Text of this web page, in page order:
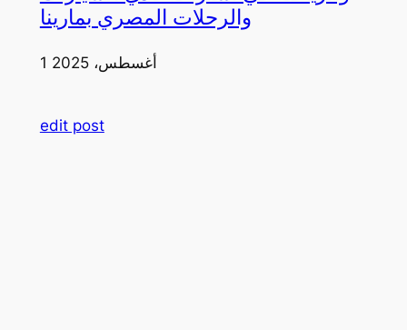
والرحلات المصري بمارينا
1 أغسطس، 2025
edit post